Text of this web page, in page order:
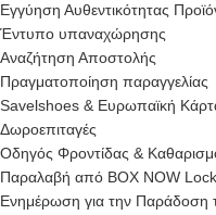
Εγγύηση Αυθεντικότητας
Έντυπο υπαναχώρησης
Αναζήτηση Αποστολής
Πραγματοποίηση παραγγελίας
Savelshoes & Ευρωπαϊκή
Δωροεπιταγές
Οδηγός Φροντίδας &
Παραλαβή από BOX NOW
Ενημέρωση για την Παράδοση